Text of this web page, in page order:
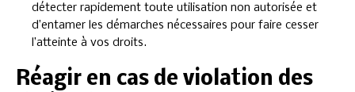
détecter rapidement toute utilisation non autorisée et
d’entamer les démarches nécessaires pour faire cesser
l’atteinte à vos droits.
Réagir en cas de violation des